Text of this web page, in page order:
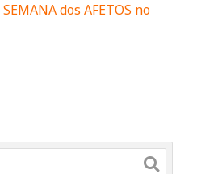
dos AFETOS no